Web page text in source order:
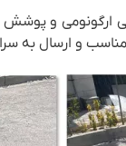
ارگونومی و پوشش
مناسب و ارسال به